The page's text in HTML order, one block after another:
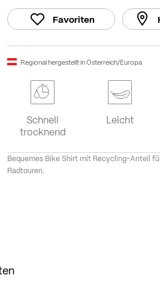
Favoriten
Regional hergestellt in Österreich/Europa
Schnell
trocknend
Leicht
Bequemes Bike Shirt mit Recycling-Anteil
Radtouren.